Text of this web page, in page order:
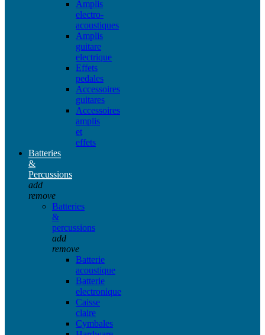
Amplis
electro-
acoustiques
Amplis
guitare
electrique
Effets
pedales
Accessoires
guitares
Accessoires
amplis
et
effets
Batteries
&
Percussions
add
remove
Batteries
&
percussions
add
remove
Batterie
acoustique
Batterie
electronique
Caisse
claire
Cymbales